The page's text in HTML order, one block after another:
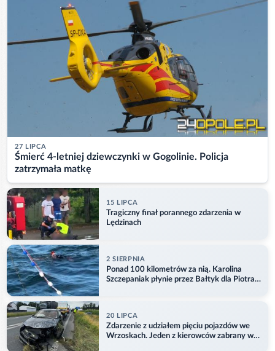
27 LIPCA
Śmierć 4-letniej dziewczynki w Gogolinie. Policja
zatrzymała matkę
15 LIPCA
Tragiczny finał porannego zdarzenia w
Lędzinach
2 SIERPNIA
Ponad 100 kilometrów za nią. Karolina
Szczepaniak płynie przez Bałtyk dla Piotra.
20 LIPCA
Zdarzenie z udziałem pięciu pojazdów we
Wrzoskach. Jeden z kierowców zabrany w